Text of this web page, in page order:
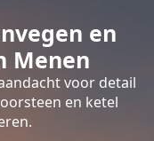
en
Menen
voor detail
en ketel